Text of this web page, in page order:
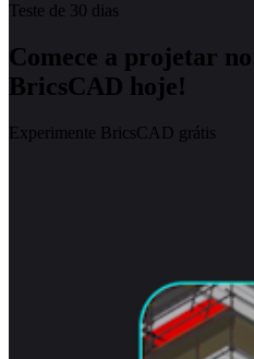
Teste de 30 dias
Comece a projetar no
BricsCAD hoje!
Experimente BricsCAD grátis